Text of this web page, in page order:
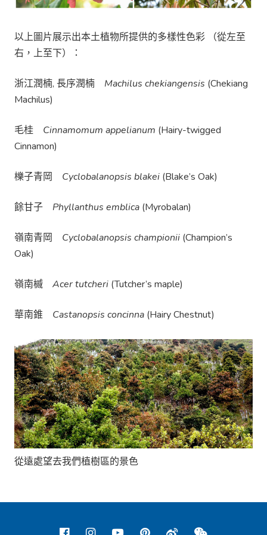
以上圖片展示出本土植物所提供的多樣性色彩 （從左至
右，上至下）：
浙江潤楠, 長序潤楠 Machilus chekiangensis (Chekiang
Machilus)
毛桂 Cinnamomum appelianum (Hairy-twigged
Cinnamon)
櫟子青岡 Cyclobalanopsis blakei (Blake’s Oak)
餘甘子 Phyllanthus emblica (Myrobalan)
嶺南青岡 Cyclobalanopsis championii (Champion’s
Oak)
嶺南槭 Acer tutcheri (Tutcher’s maple)
華南錐 Castanopsis concinna (Hairy Chestnut)
從遠處望去我們植樹區的景色